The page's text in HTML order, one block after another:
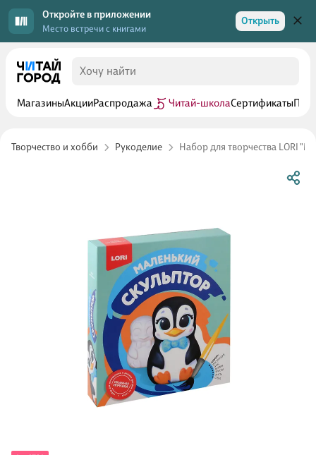
Откройте в приложении
Место встречи с книгами
Открыть
МагазиныАкцииРаспродажа Читай-школаСертификаты
Творчество и хобби Рукоделие Набор для творчества LORI